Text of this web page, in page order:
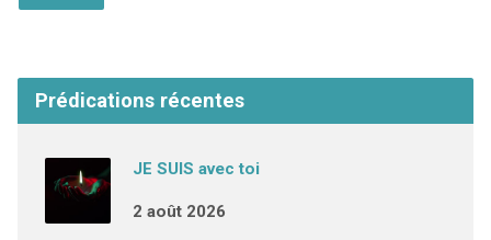
Prédications récentes
JE SUIS avec toi
2 août 2026